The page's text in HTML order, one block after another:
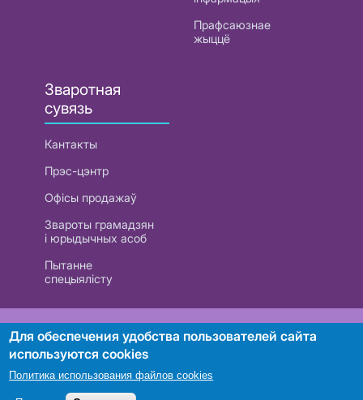
Прафсаюзнае
жыццё
Зваротная
сувязь
Кантакты
Прэс-цэнтр
Офісы продажаў
Звароты грамадзян
і юрыдычных асоб
Пытанне
спецыялісту
РУП «Белтэлекам». УНП 101007741
Пошук
Для обеспечения удобства пользователей сайта
используются cookies
Политика использования файлов cookies